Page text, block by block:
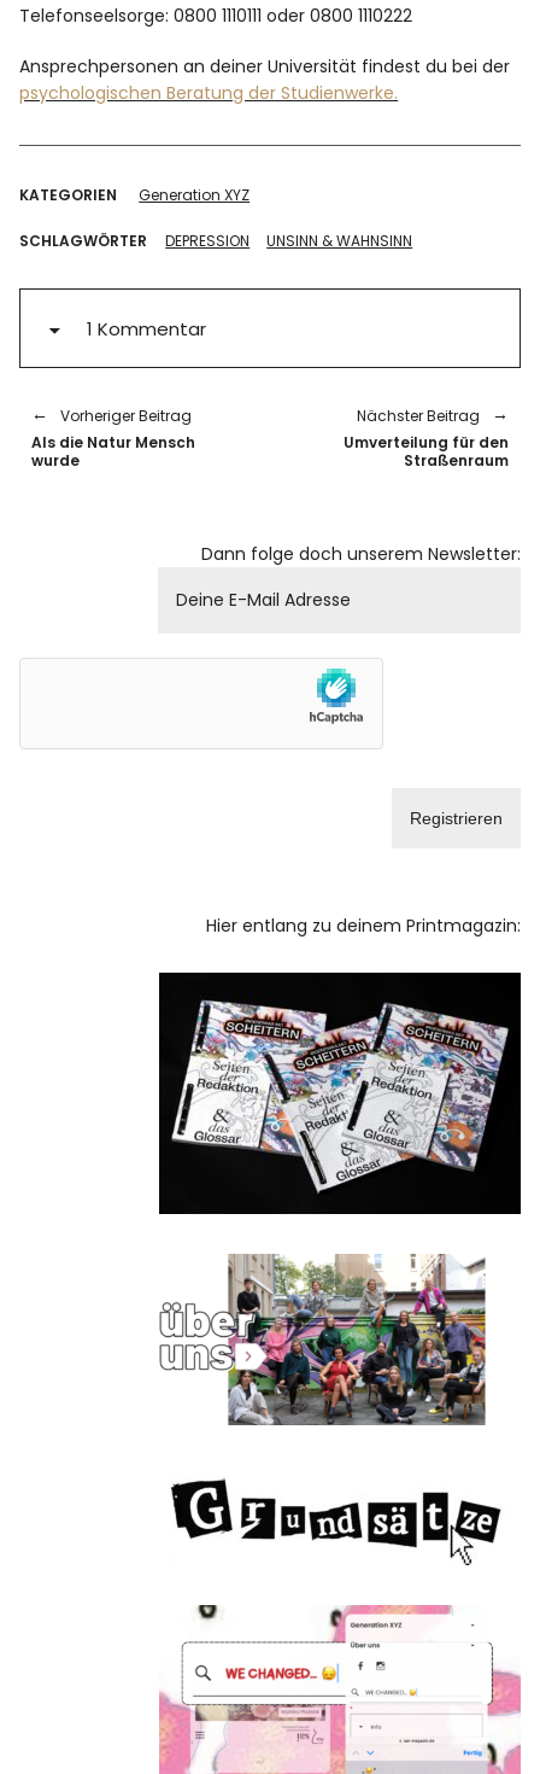
Telefonseelsorge: 0800 1110111 oder 0800 1110222
Ansprechpersonen an deiner Universität findest du bei der
psychologischen Beratung der Studienwerke.
KATEGORIEN Generation XYZ
SCHLAGWÖRTER DEPRESSION UNSINN & WAHNSINN
1 Kommentar
Vorheriger Beitrag
Als die Natur Mensch
wurde
Nächster Beitrag
Umverteilung für den
Straßenraum
Dann folge doch unserem Newsletter:
Hier entlang zu deinem Printmagazin: